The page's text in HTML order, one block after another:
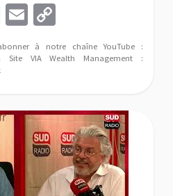
T
wi
tt
er
E
m
ai
o
p
Li
n
k
à notre chaîne YouTube :
Site VIA Wealth Management :